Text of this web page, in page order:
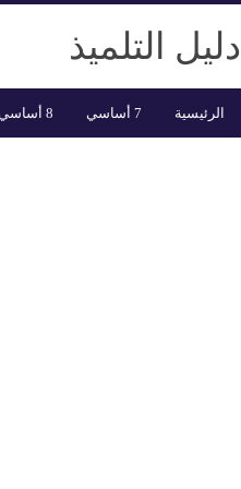
دليل التلميذ
الرئيسية 7 أساسي 8 أساسي